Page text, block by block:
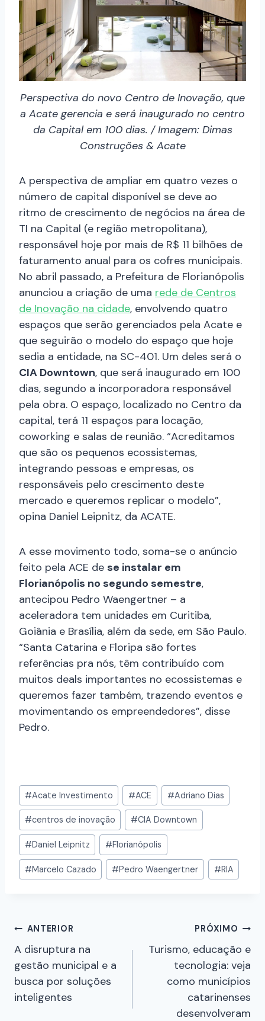
Perspectiva do novo Centro de Inovação, que
a Acate gerencia e será inaugurado no centro
da Capital em 100 dias. / Imagem: Dimas
Construções & Acate
A perspectiva de ampliar em quatro vezes o
número de capital disponível se deve ao
ritmo de crescimento de negócios na área de
TI na Capital (e região metropolitana),
responsável hoje por mais de R$ 11 bilhões de
faturamento anual para os cofres municipais.
No abril passado, a Prefeitura de Florianópolis
anunciou a criação de uma rede de Centros
de Inovação na cidade, envolvendo quatro
espaços que serão gerenciados pela Acate e
que seguirão o modelo do espaço que hoje
sedia a entidade, na SC-401. Um deles será o
CIA Downtown, que será inaugurado em 100
dias, segundo a incorporadora responsável
pela obra. O espaço, localizado no Centro da
capital, terá 11 espaços para locação,
coworking e salas de reunião. “Acreditamos
que são os pequenos ecossistemas,
integrando pessoas e empresas, os
responsáveis pelo crescimento deste
mercado e queremos replicar o modelo”,
opina Daniel Leipnitz, da ACATE.
A esse movimento todo, soma-se o anúncio
feito pela ACE de se instalar em
Florianópolis no segundo semestre,
antecipou Pedro Waengertner – a
aceleradora tem unidades em Curitiba,
Goiânia e Brasília, além da sede, em São Paulo.
“Santa Catarina e Floripa são fortes
referências pra nós, têm contribuído com
muitos deals importantes no ecossistemas e
queremos fazer também, trazendo eventos e
movimentando os empreendedores”, disse
Pedro.
#Acate Investimento #ACE #Adriano Dias
#centros de inovação #CIA Downtown
#Daniel Leipnitz #Florianópolis
#Marcelo Cazado #Pedro Waengertner #RIA
ANTERIOR
A disruptura na
gestão municipal e a
busca por soluções
inteligentes
PRÓXIMO
Turismo, educação e
tecnologia: veja
como municípios
catarinenses
desenvolveram